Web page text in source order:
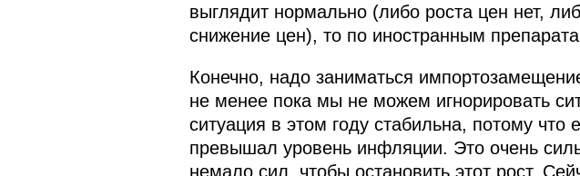
выглядит нормально (либо роста цен нет,
снижение цен), то по иностранным
Конечно, надо заниматься
не менее пока мы не можем игнорировать
ситуация в этом году стабильна, потому
превышал уровень инфляции. Это очень
немало сил, чтобы остановить этот рост.